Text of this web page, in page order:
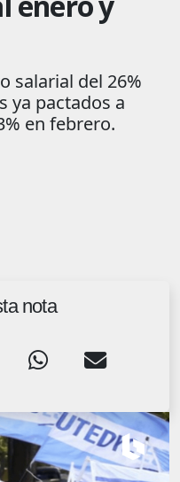
salarial del 26%
ya pactados a
en febrero.
nota